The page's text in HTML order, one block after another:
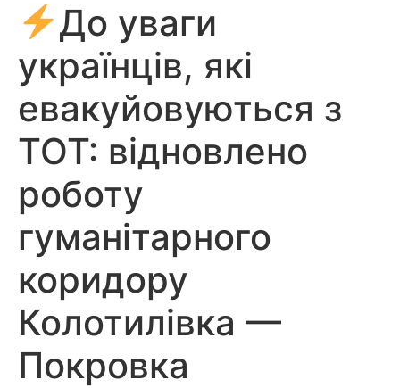
До уваги
українців, які
евакуйовуються з
ТОТ: відновлено
роботу
гуманітарного
коридору
Колотилівка —
Покровка